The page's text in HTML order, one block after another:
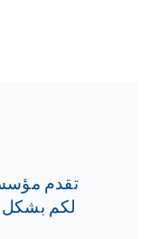
تقدم